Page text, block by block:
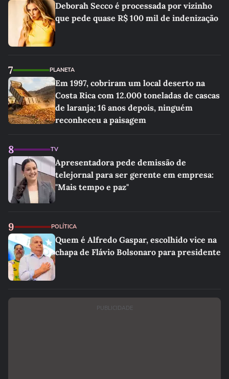
Deborah Secco é processada por vizinho
que pede quase R$ 100 mil de indenização
7 PLANETA
Em 1997, cobriram um local deserto na
Costa Rica com 12.000 toneladas de cascas
de laranja; 16 anos depois, ninguém
reconheceu a paisagem
8 TV
Apresentadora pede demissão de
telejornal para ser gerente em empresa:
"Mais tempo e paz"
9 POLÍTICA
Quem é Alfredo Gaspar, escolhido vice na
chapa de Flávio Bolsonaro para presidente
PUBLICIDADE